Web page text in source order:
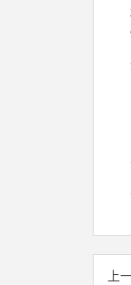
上